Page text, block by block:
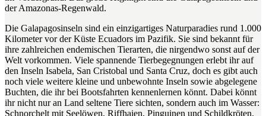
der Amazonas-Regenwald.
Die Galapagosinseln sind ein einzigartiges Naturparadies rund 1.000
Kilometer vor der Küste Ecuadors im Pazifik. Sie sind bekannt für
ihre zahlreichen endemischen Tierarten, die nirgendwo sonst auf der
Welt vorkommen. Viele spannende Tierbegegnungen erlebt ihr auf
den Inseln Isabela, San Cristobal und Santa Cruz, doch es gibt auch
noch viele weitere kleine und unbewohnte Inseln sowie abgelegene
Buchten, die ihr bei Bootsfahrten kennenlernen könnt. Dabei könnt
ihr nicht nur an Land seltene Tiere sichten, sondern auch im Wasser:
Schnorchelt mit Seelöwen, Riffhaien, Pinguinen und Schildkröten.